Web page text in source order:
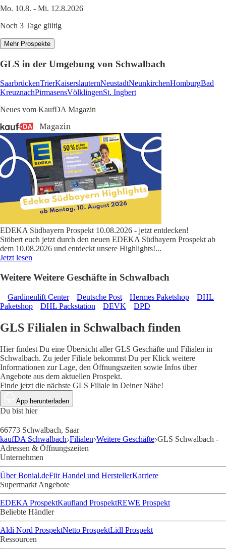
Mo. 10.8. - Mi. 12.8.2026
Noch 3 Tage gültig
Mehr Prospekte
GLS in der Umgebung von Schwalbach
SaarbrückenTrierKaiserslauternNeustadtNeunkirchenHomburgBad
KreuznachPirmasensVölklingenSt. Ingbert
Neues vom KaufDA Magazin
EDEKA Südbayern Prospekt 10.08.2026 - jetzt entdecken!
Stöbert euch jetzt durch den neuen EDEKA Südbayern Prospekt ab
dem 10.08.2026 und entdeckt unsere Highlights!...
Jetzt lesen
Weitere Weitere Geschäfte in Schwalbach
Gardinenlift Center Deutsche Post Hermes Paketshop
DHL
Paketshop
DHL Packstation DEVK DPD
GLS Filialen in Schwalbach finden
Hier findest Du eine Übersicht aller GLS Geschäfte und Filialen in
Schwalbach. Zu jeder Filiale bekommst Du per Klick weitere
Informationen zur Lage, den Öffnungszeiten sowie Infos über
Angebote aus dem aktuellen Prospekt.
Finde jetzt die nächste GLS Filiale in Deiner Nähe!
App herunterladen
Du bist hier
66773 Schwalbach, Saar
kaufDA Schwalbach Filialen Weitere Geschäfte GLS Schwalbach -
Adressen & Öffnungszeiten
Unternehmen
Über Bonial.deFür Handel und HerstellerKarriere
Supermarkt Angebote
EDEKA ProspektKaufland ProspektREWE Prospekt
Beliebte Händler
Aldi Nord ProspektNetto ProspektLidl Prospekt
Ressourcen